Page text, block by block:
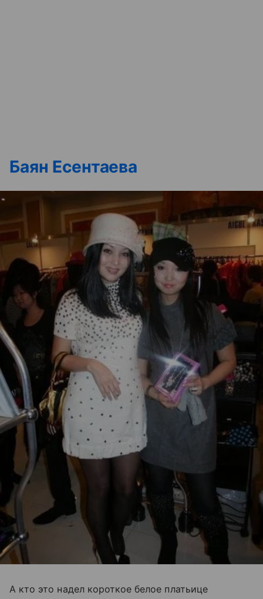
Баян Есентаева
А кто это надел короткое белое платьице